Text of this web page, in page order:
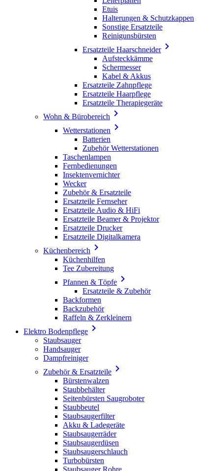
Etuis
Halterungen & Schutzkappen
Sonstige Ersatzteile
Reinigunsbürsten
Ersatzteile Haarschneider
Aufsteckkämme
Schermesser
Kabel & Akkus
Ersatzteile Zahnpflege
Ersatzteile Haarpflege
Ersatzteile Therapiegeräte
Wohn & Bürobereich 
Wetterstationen 
Batterien
Zubehör Wetterstationen
Taschenlampen
Fernbedienungen
Insektenvernichter
Wecker
Zubehör & Ersatzteile
Ersatzteile Fernseher
Ersatzteile Audio & HiFi
Ersatzteile Beamer & Projektor
Ersatzteile Drucker
Ersatzteile Digitalkamera
Küchenbereich 
Küchenhilfen
Tee Zubereitung
Pfannen & Töpfe 
Ersatzteile & Zubehör
Backformen
Backzubehör
Raffeln & Zerkleinern
Elektro Bodenpflege 
Staubsauger
Handsauger
Dampfreiniger
Zubehör & Ersatzteile 
Bürstenwalzen
Staubbehälter
Seitenbürsten Saugroboter
Staubbeutel
Staubsaugerfilter
Akku & Ladegeräte
Staubsaugerräder
Staubsaugerdüsen
Staubsaugerschlauch
Turbobürsten
Staubsauger Rohre